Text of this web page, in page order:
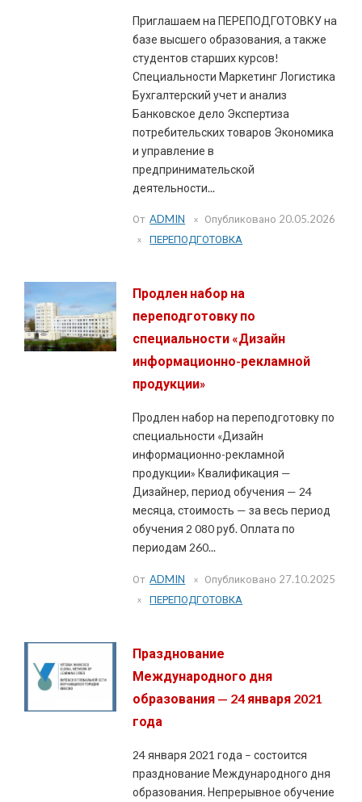
Приглашаем на ПЕРЕПОДГОТОВКУ на
базе высшего образования, а также
студентов старших курсов!
Специальности Маркетинг Логистика
Бухгалтерский учет и анализ
Банковское дело Экспертиза
потребительских товаров Экономика
и управление в
предпринимательской
деятельности...
От ADMIN Опубликовано 20.05.2026
ПЕРЕПОДГОТОВКА
Продлен набор на
переподготовку по
специальности «Дизайн
информационно-рекламной
продукции»
Продлен набор на переподготовку по
специальности «Дизайн
информационно-рекламной
продукции» Квалификация —
Дизайнер, период обучения — 24
месяца, стоимость — за весь период
обучения 2 080 руб. Оплата по
периодам 260...
От ADMIN Опубликовано 27.10.2025
ПЕРЕПОДГОТОВКА
Празднование
Международного дня
образования — 24 января 2021
года
24 января 2021 года – состоится
празднование Международного дня
образования. Непрерывное обучение